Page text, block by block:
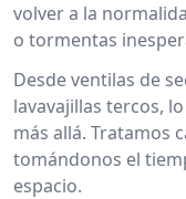
volver a la
o tormentas
Desde ventilas de
lavavajillas tercos,
más allá. Tratamos
tomándonos el
espacio.